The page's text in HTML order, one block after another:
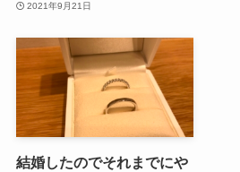
2021年9月21日
結婚したのでそれまでにや